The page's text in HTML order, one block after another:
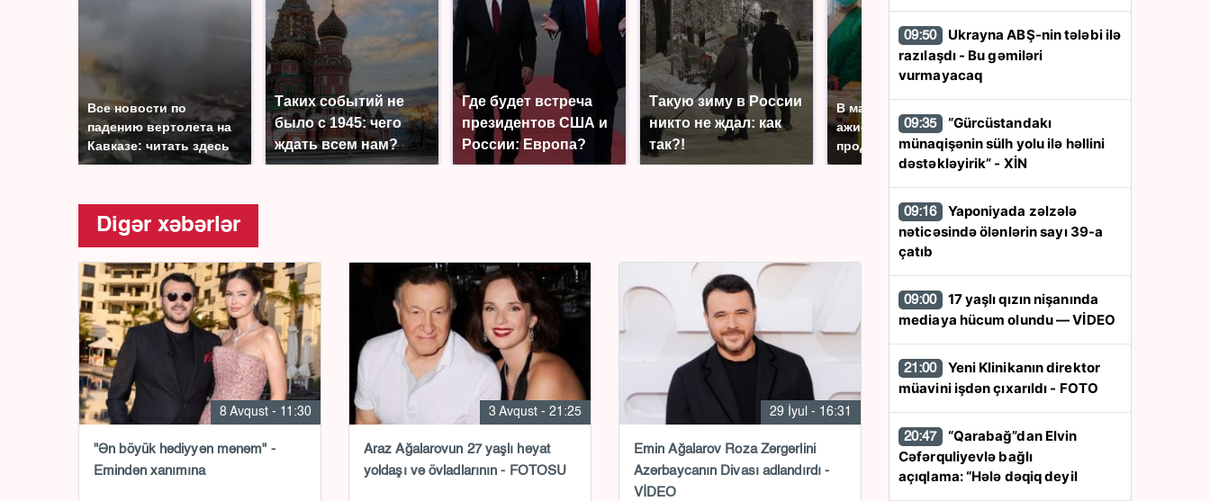
Все новости по
падению вертолета на
Кавказе: читать здесь
Таких событий не
было с 1945: чего
ждать всем нам?
Где будет встреча
президентов США и
России: Европа?
Такую зиму в России
никто не ждал: как
так?!
В магазинах России
ажиотаж из-за этого
продукта: что купить?
полицейскую
машину напали и
подожгли.
Digər xəbərlər
8 Avqust - 11:30
"Ən böyük hədiyyən mənəm" -
Emindən xanımına
3 Avqust - 21:25
Araz Ağalarovun 27 yaşlı həyat
yoldaşı və övladlarının - FOTOSU
29 İyul - 16:31
Emin Ağalarov Roza Zərgərlini
Azərbaycanın Divası adlandırdı -
VİDEO
09:50
razılaşdı - Bu gəmiləri
vurmayacaq
09:35
münaqişənin sülh yolu ilə həllini
dəstəkləyirik” - XİN
09:16
nəticəsində ölənlərin sayı 39-a
çatıb
09:00
mediaya hücum olundu — VİDEO
21:00
müavini işdən çıxarıldı - FOTO
20:47
Cəfərquliyevlə bağlı
açıqlama: “Hələ dəqiq deyil